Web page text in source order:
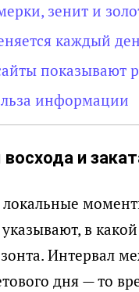
зенит и
каждый
показывают
информации
и
в
Интервал
дня — то